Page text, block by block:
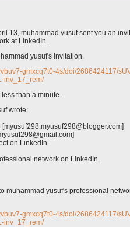
13, muhammad yusuf sent you an
at LinkedIn.
yusuf's invitation.
gmxcq7t0-4s/doi/2686424117/
inv_17_rem/
than a minute.
wrote:
on LinkedIn
network on LinkedIn.
muhammad yusuf's professional
gmxcq7t0-4s/doi/2686424117/
inv_17_rem/